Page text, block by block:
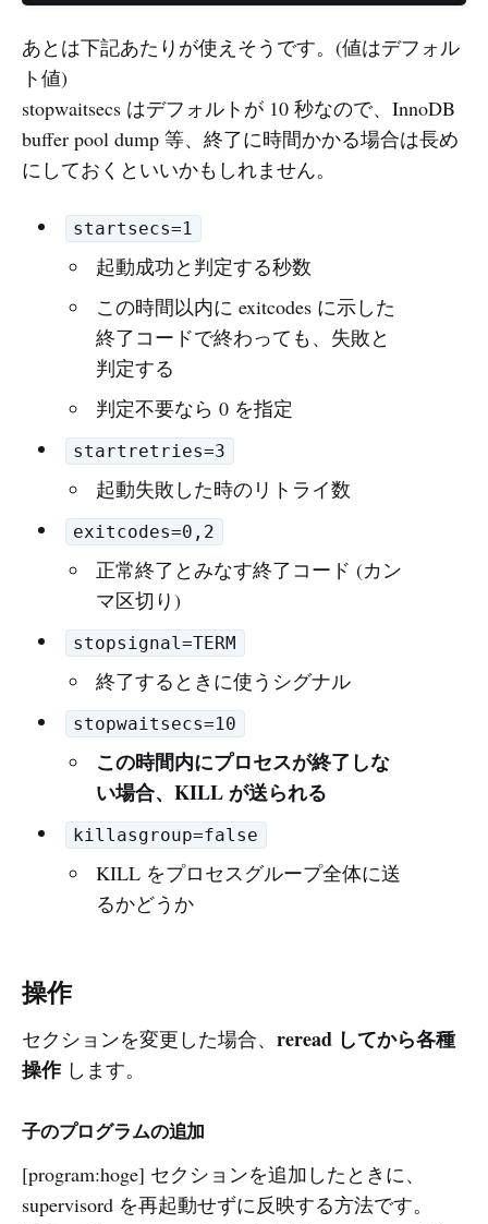
あとは下記あたりが使えそうです。(値はデフォル
ト値)
stopwaitsecs はデフォルトが 10 秒なので、InnoDB
buffer pool dump 等、終了に時間かかる場合は長め
にしておくといいかもしれません。
startsecs=1
起動成功と判定する秒数
この時間以内に exitcodes に示した
終了コードで終わっても、失敗と
判定する
判定不要なら 0 を指定
startretries=3
起動失敗した時のリトライ数
exitcodes=0,2
正常終了とみなす終了コード (カン
マ区切り)
stopsignal=TERM
終了するときに使うシグナル
stopwaitsecs=10
この時間内にプロセスが終了しな
い場合、KILL が送られる
killasgroup=false
KILL をプロセスグループ全体に送
るかどうか
操作
セクションを変更した場合、 reread してから各種
操作します。
子のプログラムの追加
[program:hoge] セクションを追加したときに、
supervisord を再起動せずに反映する方法です。